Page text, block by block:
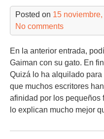
Posted on 15
No comments
En la anterior entrada,
Gaiman con su gato. En
Quizá lo ha alquilado
que muchos escritores
afinidad por los
lo explican mucho mejor